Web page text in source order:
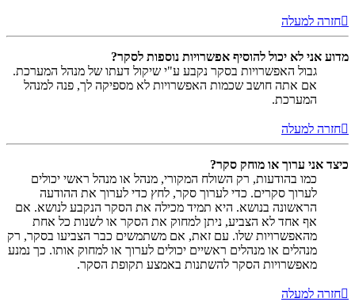
חזרה למעלה
מדוע אני לא יכול להוסיף אפשרויות נוספות לסקר?
גבול האפשרויות בסקר נקבע ע"י שיקול דעתו של מנהל המערכת.
אם אתה חושב שכמות האפשרויות לא מספיקה לך, פנה למנהל
המערכת.
חזרה למעלה
כיצד אני ערוך או מוחק סקר?
כמו בהודעות, רק השולח המקורי, מנהל או מנהל ראשי יכולים
לערוך סקרים. כדי לערוך סקר, לחץ כדי לערוך את ההודעה
הראשונה בנושא. היא תמיד מכילה את הסקר הנקבע לנושא. אם
אף אחד לא הצביע, ניתן למחוק את הסקר או לשנות כל אחת
מהאפשרויות שלו. עם זאת, אם משתמשים כבר הצביעו בסקר, רק
מנהלים או מנהלים ראשיים יכולים לערוך או למחוק אותו. כך נמנע
מאפשרויות הסקר להשתנות באמצע תקופת הסקר.
חזרה למעלה